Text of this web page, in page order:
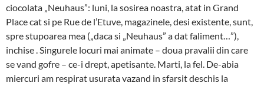
ciocolata „Neuhaus”: luni, la sosirea noastra, atat in Grand
Place cat si pe Rue de l’Etuve, magazinele, desi existente, sunt,
spre stupoarea mea („daca si „Neuhaus” a dat faliment…”),
inchise . Singurele locuri mai animate – doua pravalii din care
se vand gofre – ce-i drept, apetisante. Marti, la fel. De-abia
miercuri am respirat usurata vazand in sfarsit deschis la